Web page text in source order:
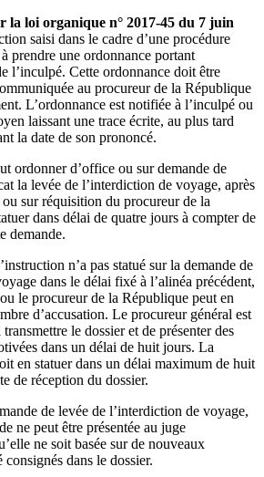
la loi organique n° 2017-45 du 7 juin
saisi dans le cadre d’une procédure
prendre une ordonnance portant
l’inculpé. Cette ordonnance doit être
au procureur de la République
L’ordonnance est notifiée à l’inculpé ou
laissant une trace écrite, au plus tard
la date de son prononcé.
ordonner d’office ou sur demande de
la levée de l’interdiction de voyage, après
sur réquisition du procureur de la
dans délai de quatre jours à compter de
demande.
n’a pas statué sur la demande de
dans le délai fixé à l’alinéa précédent,
le procureur de la République peut en
d’accusation. Le procureur général est
le dossier et de présenter des
dans un délai de huit jours. La
en statuer dans un délai maximum de huit
de réception du dossier.
de levée de l’interdiction de voyage,
ne peut être présentée au juge
ne soit basée sur de nouveaux
consignés dans le dossier.